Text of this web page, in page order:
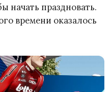
начать праздновать.
времени оказалось